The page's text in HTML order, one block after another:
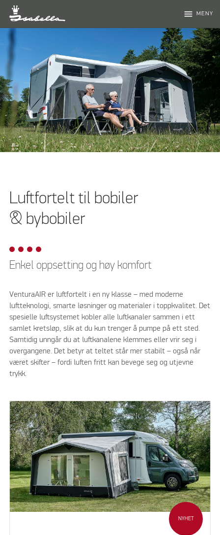
menu MENY
Luftfortelt til bobiler
& bybobiler
Enkel oppsetting og høy komfort
VenturaAIR er luftfortelt i en ny klasse – med moderne
luftteknologi, smarte løsninger og materialer i toppkvalitet. Det
spesielle luftsystemet kobler alle luftkanaler sammen i ett
samlet kretsløp, slik at du kun trenger å pumpe på ett sted.
Samtidig unngår du at luftkanalene klemmes eller vrir seg i
overgangene. Det betyr at teltet står mer stabilt – også når
været skifter – fordi luften fritt kan bevege seg og utjevne
trykk.
NYHET